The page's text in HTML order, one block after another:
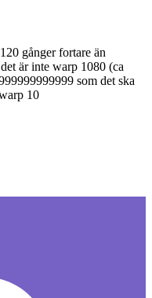
gånger fortare än
är inte warp 1080 (ca
som det ska
10